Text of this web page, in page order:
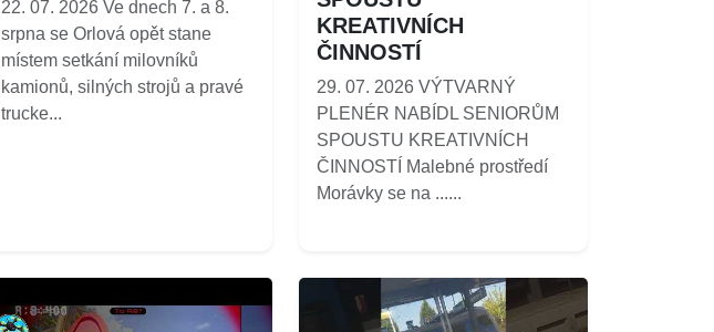
22. 07. 2026 Ve dnech 7. a 8.
srpna se Orlová opět stane
místem setkání milovníků
kamionů, silných strojů a pravé
trucke...
KREATIVNÍCH
ČINNOSTÍ
29. 07. 2026 VÝTVARNÝ
PLENÉR NABÍDL SENIORŮM
SPOUSTU KREATIVNÍCH
ČINNOSTÍ Malebné prostředí
Morávky se na ......